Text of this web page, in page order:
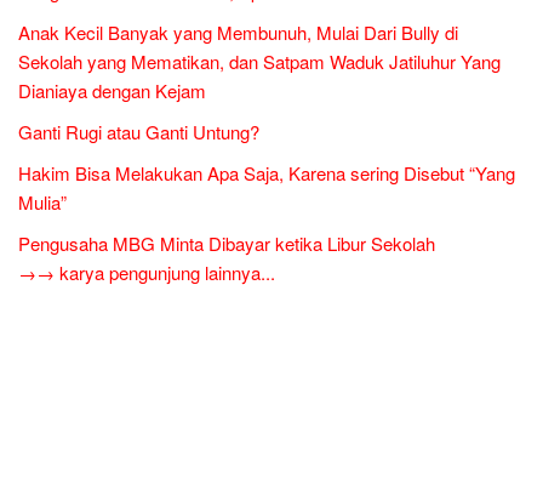
Anak Kecil Banyak yang Membunuh, Mulai Dari Bully di
Sekolah yang Mematikan, dan Satpam Waduk Jatiluhur Yang
Dianiaya dengan Kejam
Ganti Rugi atau Ganti Untung?
Hakim Bisa Melakukan Apa Saja, Karena sering Disebut “Yang
Mulia”
Pengusaha MBG Minta Dibayar ketika Libur Sekolah
→→ karya pengunjung lainnya...